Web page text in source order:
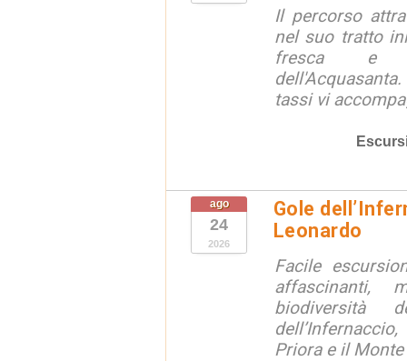
Il percorso
nel suo tratto
fresca e
tassi vi
ago
24
2026
Gole
Leonardo
Facile
affascinanti,
biodiversità
Priora e il